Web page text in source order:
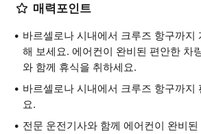
매력포인트
바르셀로나 시내에서 크루즈 항구까지
해 보세요. 에어컨이 완비된 편안한 차
와 함께 휴식을 취하세요.
바르셀로나 시내에서 크루즈 항구까지
요.
전문 운전기사와 함께 에어컨이 완비